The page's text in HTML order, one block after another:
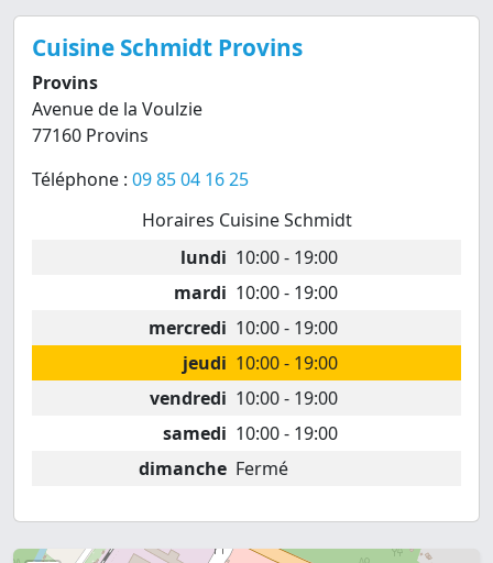
Cuisine Schmidt Provins
Provins
Avenue de la Voulzie
77160 Provins
Téléphone : 09 85 04 16 25
Horaires Cuisine Schmidt
lundi 10:00 - 19:00
mardi 10:00 - 19:00
mercredi 10:00 - 19:00
jeudi 10:00 - 19:00
vendredi 10:00 - 19:00
samedi 10:00 - 19:00
dimanche Fermé